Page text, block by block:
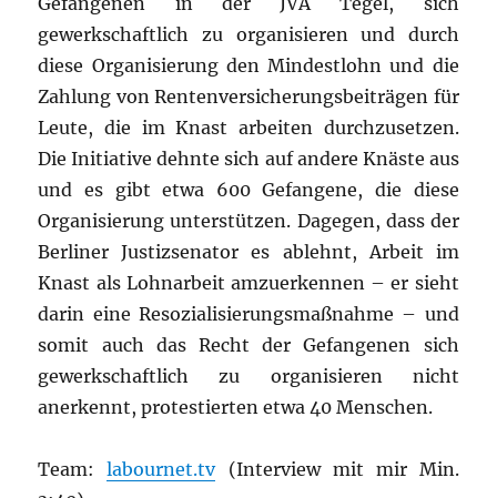
gewerkschaftlich zu organisieren und durch
diese Organisierung den Mindestlohn und die
Zahlung von Rentenversicherungsbeiträgen für
Leute, die im Knast arbeiten durchzusetzen.
Die Initiative dehnte sich auf andere Knäste aus
und es gibt etwa 600 Gefangene, die diese
Organisierung unterstützen. Dagegen, dass der
Berliner Justizsenator es ablehnt, Arbeit im
Knast als Lohnarbeit amzuerkennen – er sieht
darin eine Resozialisierungsmaßnahme – und
somit auch das Recht der Gefangenen sich
gewerkschaftlich zu organisieren nicht
anerkennt, protestierten etwa 40 Menschen.
Team:labournet.tv(Interview mit mir Min.